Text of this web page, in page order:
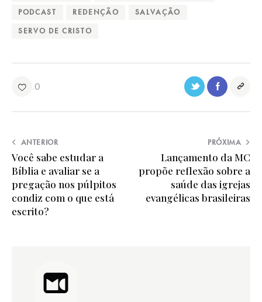
PODCAST
REDENÇÃO
SALVAÇÃO
SERVO DE CRISTO
0
ANTERIOR
Você sabe estudar a
Bíblia e avaliar se a
pregação nos púlpitos
condiz com o que está
escrito?
PRÓXIMA
Lançamento da MC
propõe reflexão sobre a
saúde das igrejas
evangélicas brasileiras